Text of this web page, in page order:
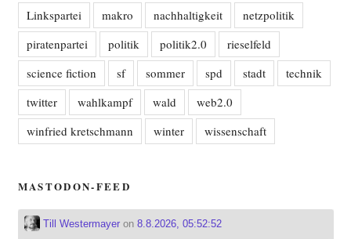
Linkspartei makro nachhaltigkeit
netzpolitik
piratenpartei
politik politik2.0
rieselfeld
science fiction
sf sommer spd stadt
technik
twitter
wahlkampf wald
web2.0
winfried kretschmann
winter wissenschaft
MASTODON-FEED
Till Westermayeron 8.8.2026, 05:52:52